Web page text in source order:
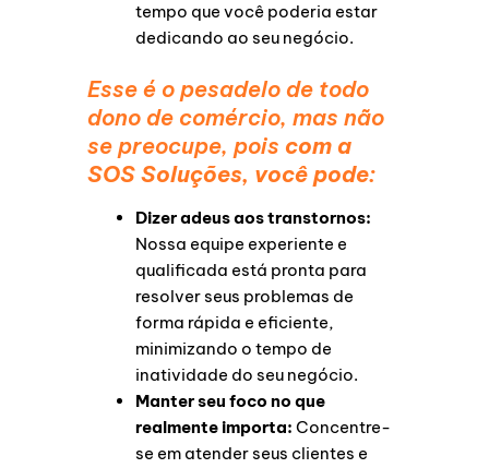
tempo que você poderia estar
dedicando ao seu negócio.
Esse é o pesadelo de todo
dono de comércio, mas não
se preocupe, pois com a
SOS Soluções, você pode:
Dizer adeus aos transtornos:
Nossa equipe experiente e
qualificada está pronta para
resolver seus problemas de
forma rápida e eficiente,
minimizando o tempo de
inatividade do seu negócio.
Manter seu foco no que
realmente importa: Concentre-
se em atender seus clientes e